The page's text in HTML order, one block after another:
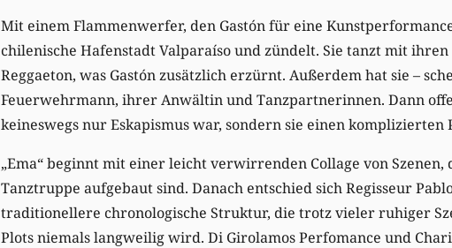
Mit einem Flammenwerfer, den Gastón für eine
chilenische Hafenstadt Valparaíso und zündelt. Sie tanzt mit
Reggaeton, was Gastón zusätzlich erzürnt. Außerdem hat sie –
Feuerwehrmann, ihrer Anwältin und Tanzpartnerinnen. Dann
keineswegs nur Eskapismus war, sondern sie einen komplizierten
„Ema“ beginnt mit einer leicht verwirrenden Collage von Szenen,
Tanztruppe aufgebaut sind. Danach entschied sich Regisseur
traditionellere chronologische Struktur, die trotz vieler ruhiger
Plots niemals langweilig wird. Di Girolamos Perfomance und